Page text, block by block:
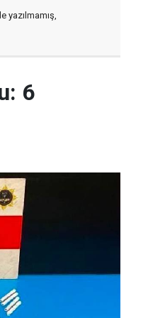
yazılmamış,
6